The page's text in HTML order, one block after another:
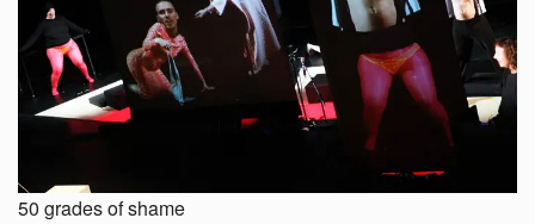
50 grades of shame